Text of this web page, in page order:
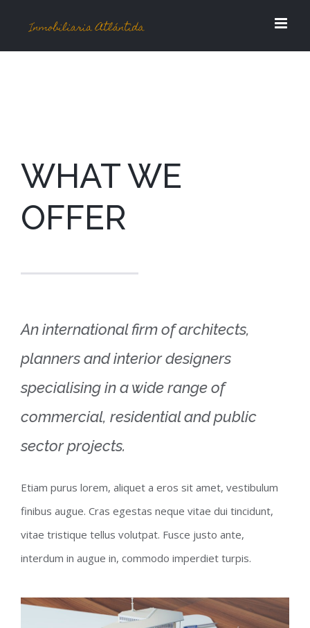
WHAT WE
OFFER
An international firm of architects,
planners and interior designers
specialising in a wide range of
commercial, residential and public
sector projects.
Etiam purus lorem, aliquet a eros sit amet, vestibulum
finibus augue. Cras egestas neque vitae dui tincidunt,
vitae tristique tellus volutpat. Fusce justo ante,
interdum in augue in, commodo imperdiet turpis.